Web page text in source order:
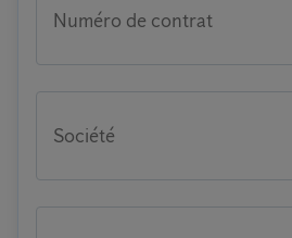
Numéro de contrat
Société